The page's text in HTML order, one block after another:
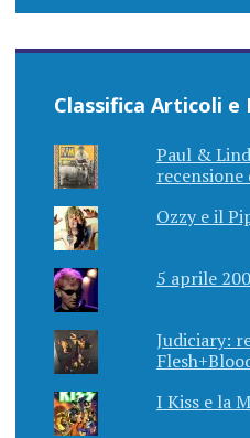
Classifica Articoli e
Paul &
recensione
Ozzy e il
5 aprile
Judiciary:
I Kiss e la